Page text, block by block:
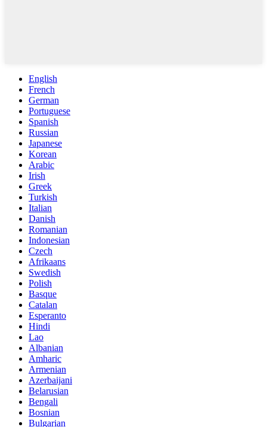
English
French
German
Portuguese
Spanish
Russian
Japanese
Korean
Arabic
Irish
Greek
Turkish
Italian
Danish
Romanian
Indonesian
Czech
Afrikaans
Swedish
Polish
Basque
Catalan
Esperanto
Hindi
Lao
Albanian
Amharic
Armenian
Azerbaijani
Belarusian
Bengali
Bosnian
Bulgarian